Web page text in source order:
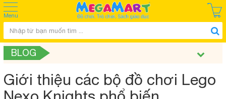
Menu
BLOG
Giới thiệu các bộ đồ chơi Lego